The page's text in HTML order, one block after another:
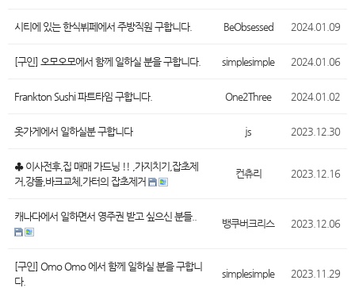
시티에 있는 한식뷔페에서 주방직원 구합니다. BeObsessed 2024.01.09
[구인] 오모오모에서 함께 일하실 분을 구합니다. simplesimple 2024.01.06
Frankton Sushi 파트타임 구합니다. One2Three 2024.01.02
옷가게에서 일하실분 구합니다 js 2023.12.30
♣ 이사전후,집 매매 가드닝 !! ,가지치기,잡초제
거,강돌,바크교체,가터의 잡초제거
컨츄리 2023.12.16
캐나다에서 일하면서 영주권 받고 싶으신 분들..
뱅쿠버크리스 2023.12.06
[구인] Omo Omo 에서 함께 일하실 분을 구합니
다.
simplesimple 2023.11.29